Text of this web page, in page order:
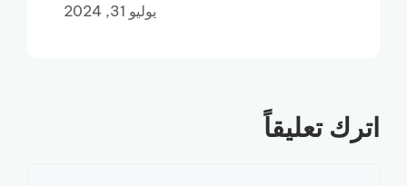
يوليو 31, 2024
اترك تعليقاً